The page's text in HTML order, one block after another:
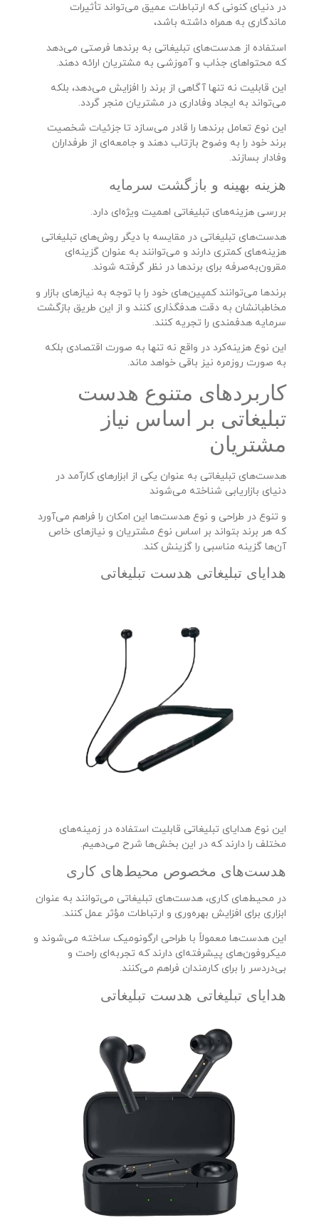
در دنیای کنونی که ارتباطات عمیق می‌تواند تأثیرات
ماندگاری به همراه داشته باشد،
استفاده از هدست‌های تبلیغاتی به برندها فرصتی می‌دهد
که محتواهای جذاب و آموزشی به مشتریان ارائه دهند.
این قابلیت نه تنها آگاهی از برند را افزایش می‌دهد، بلکه
می‌تواند به ایجاد وفاداری در مشتریان منجر گردد.
این نوع تعامل برندها را قادر می‌سازد تا جزئیات شخصیت
برند خود را به وضوح بازتاب دهند و جامعه‌ای از طرفداران
وفادار بسازند.
هزینه بهینه و بازگشت سرمایه
بررسی هزینه‌های تبلیغاتی اهمیت ویژه‌ای دارد.
هدست‌های تبلیغاتی در مقایسه با دیگر روش‌های تبلیغاتی
هزینه‌های کمتری دارند و می‌توانند به عنوان گزینه‌ای
مقرون‌به‌صرفه برای برندها در نظر گرفته شوند.
برندها می‌توانند کمپین‌های خود را با توجه به نیازهای بازار و
مخاطبانشان به دقت هدفگذاری کنند و از این طریق بازگشت
سرمایه هدفمندی را تجریه کنند.
این نوع هزینه‌کرد در واقع نه تنها به صورت اقتصادی بلکه
به صورت روزمره نیز باقی خواهد ماند.
کاربردهای متنوع هدست
تبلیغاتی بر اساس نیاز
مشتریان
هدست‌های تبلیغاتی به عنوان یکی از ابزارهای کارآمد در
دنیای بازاریابی شناخته می‌شوند
و تنوع در طراحی و نوع هدست‌ها این امکان را فراهم می‌آورد
که هر برند بتواند بر اساس نوع مشتریان و نیازهای خاص
آن‌ها گزینه مناسبی را گزینش کند.
هدایای تبلیغاتی هدست تبلیغاتی
این نوع هدایای تبلیغاتی قابلیت استفاده در زمینه‌های
مختلف را دارند که در این بخش‌ها شرح می‌دهیم.
هدست‌های مخصوص محیط‌های کاری
در محیط‌های کاری، هدست‌های تبلیغاتی می‌توانند به عنوان
ابزاری برای افزایش بهره‌وری و ارتباطات مؤثر عمل کنند.
این هدست‌ها معمولاً با طراحی ارگونومیک ساخته می‌شوند و
میکروفون‌های پیشرفته‌ای دارند که تجربه‌ای راحت و
بی‌دردسر را برای کارمندان فراهم می‌کنند.
هدایای تبلیغاتی هدست تبلیغاتی